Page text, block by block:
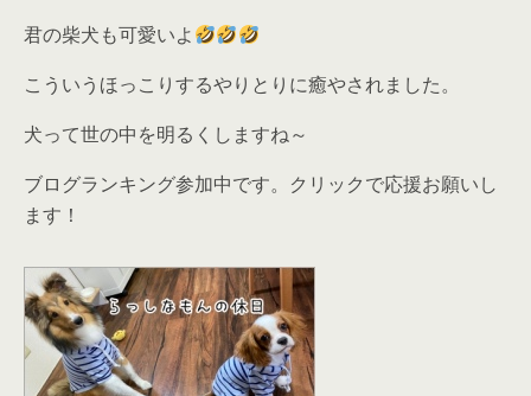
君の柴犬も可愛いよ
こういうほっこりするやりとりに癒やされました。
犬って世の中を明るくしますね～
ブログランキング参加中です。クリックで応援お願いし
ます！